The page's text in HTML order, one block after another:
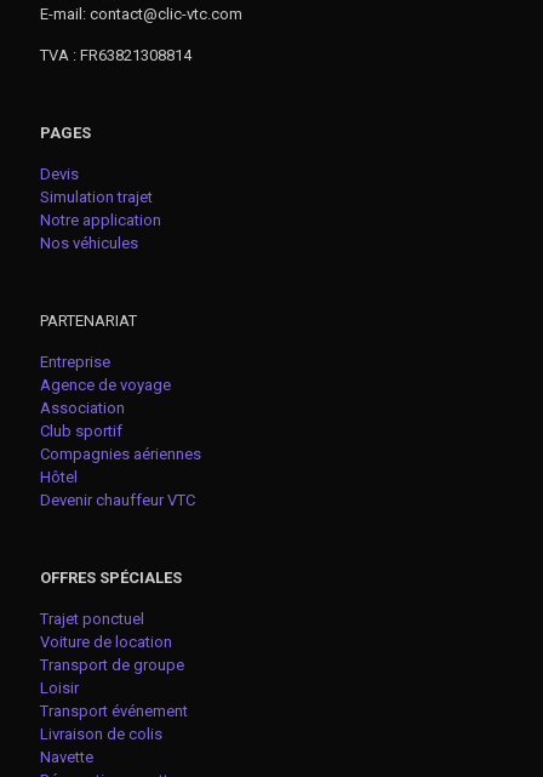
E-mail: contact@clic-vtc.com
TVA : FR63821308814
PAGES
Devis
Simulation trajet
Notre application
Nos véhicules
PARTENARIAT
Entreprise
Agence de voyage
Association
Club sportif
Compagnies aériennes
Hôtel
Devenir chauffeur VTC
OFFRES SPÉCIALES
Trajet ponctuel
Voiture de location
Transport de groupe
Loisir
Transport événement
Livraison de colis
Navette